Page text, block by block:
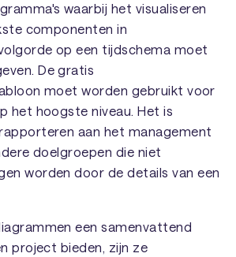
waarbij het visualiseren
componenten in
op een tijdschema moet
De gratis
moet worden gebruikt voor
het hoogste niveau. Het is
aan het management
doelgroepen die niet
worden door de details van een
een samenvattend
project bieden, zijn ze